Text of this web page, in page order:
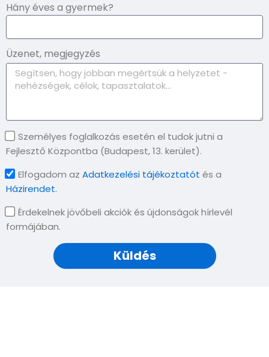
Hány éves a gyermek?
Üzenet, megjegyzés
Személyes foglalkozás esetén el tudok jutni a
Fejlesztő Központba (Budapest, 13. kerület).
Elfogadom az Adatkezelési tájékoztatót és a
Házirendet.
Érdekelnek jövőbeli akciók és újdonságok hírlevél
formájában.
Küldés